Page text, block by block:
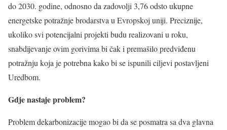
do 2030. godine, odnosno da zadovolji 3,76 odsto ukupne
energetske potražnje brodarstva u Evropskoj uniji. Preciznije,
ukoliko svi potencijalni projekti budu realizovani u roku,
snabdijevanje ovim gorivima bi čak i premašilo predviđenu
potražnju koja je potrebna kako bi se ispunili ciljevi postavljeni
Uredbom.
Gdje nastaje problem?
Problem dekarbonizacije mogao bi da se posmatra sa dva glavna